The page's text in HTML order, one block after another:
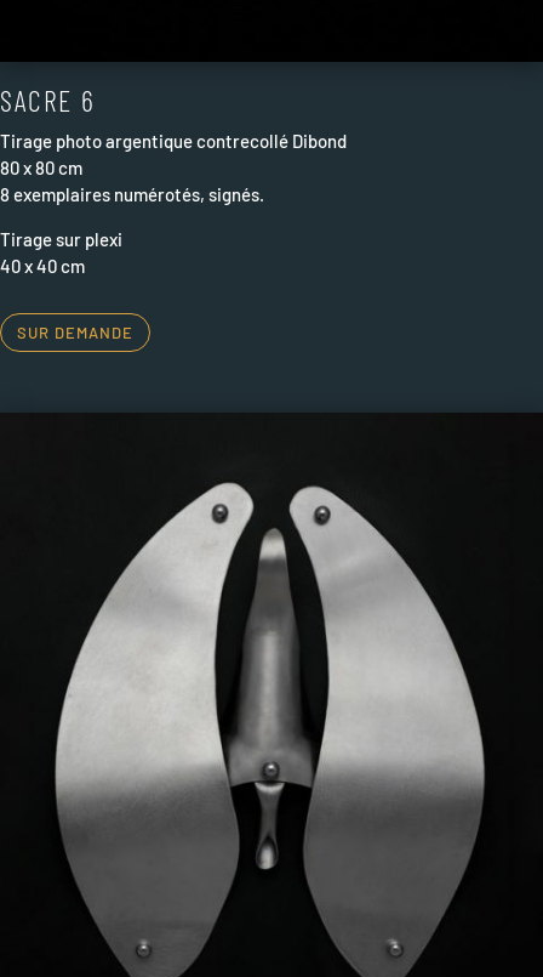
SACRE 6
Tirage photo argentique contrecollé Dibond
80 x 80 cm
8 exemplaires numérotés, signés.
Tirage sur plexi
40 x 40 cm
SUR DEMANDE